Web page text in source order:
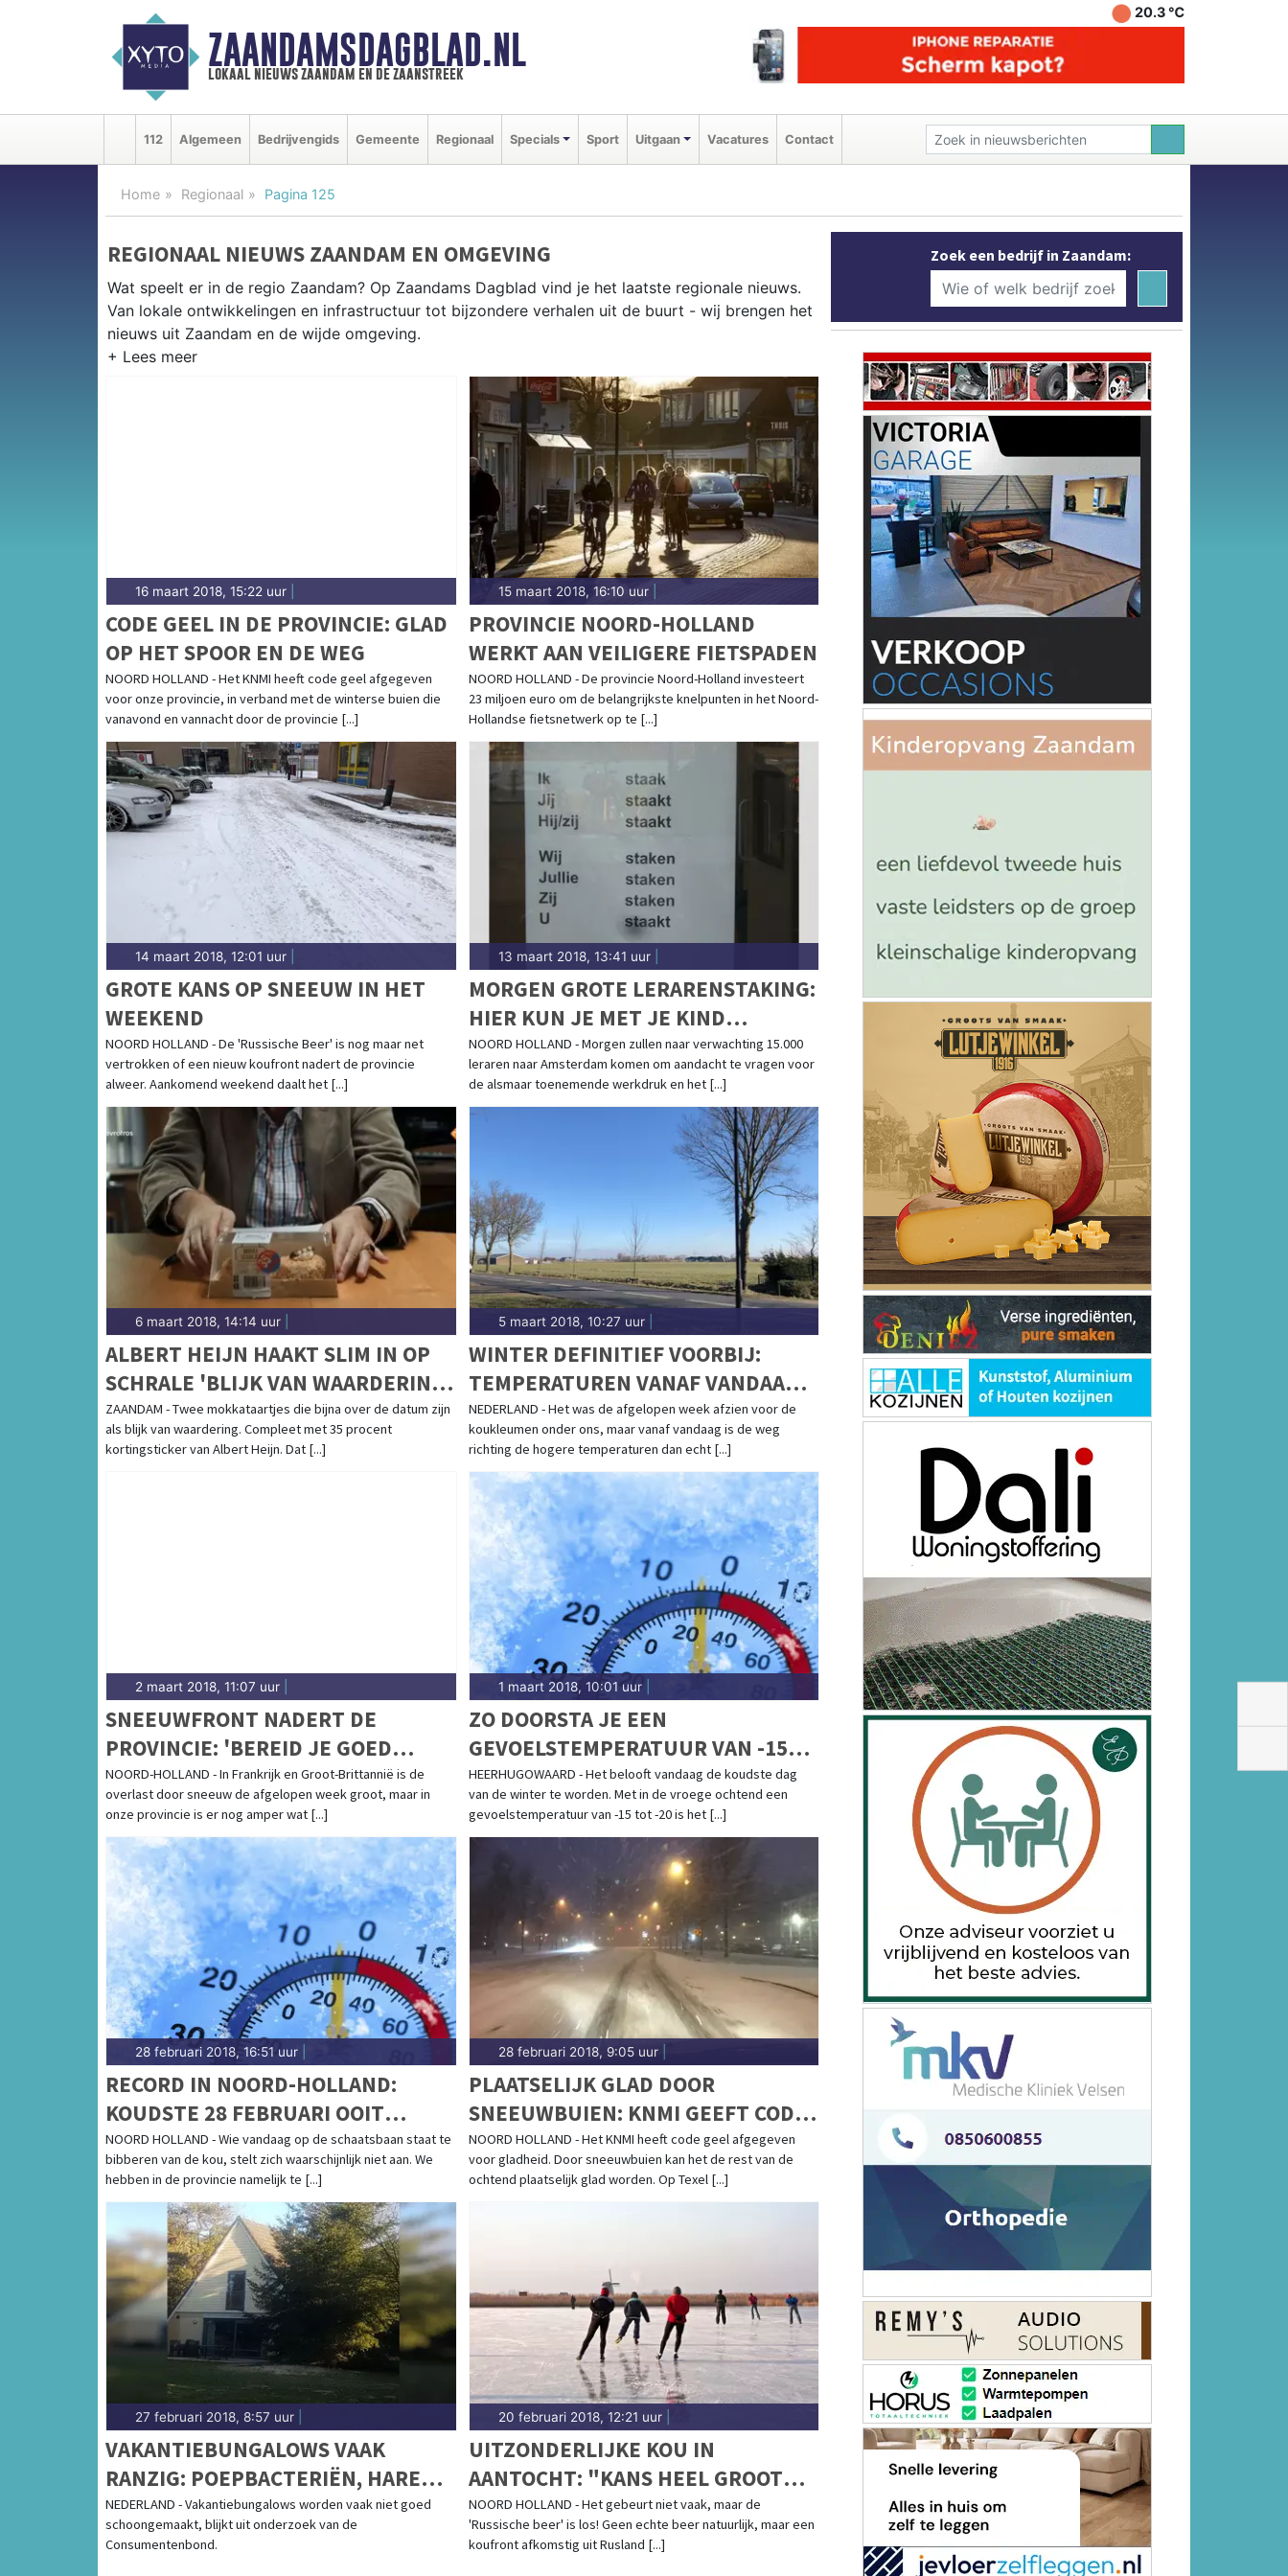
ZAANDAMSDAGBLAD.NL
lokaal nieuws zaandam en de zaanstreek
20.3 ℃
112 Algemeen Bedrijvengids Gemeente Regionaal Specials Sport Uitgaan Vacatures Contact
Home Regionaal Pagina 125
REGIONAAL NIEUWS ZAANDAM EN OMGEVING
Wat speelt er in de regio Zaandam? Op Zaandams Dagblad vind je het laatste regionale nieuws.
Van lokale ontwikkelingen en infrastructuur tot bijzondere verhalen uit de buurt - wij brengen het
nieuws uit Zaandam en de wijde omgeving.
Naast Zaandam volgen wij ook het nieuws uit Koog, Wormerveer, Purmerend en andere
16 maart 2018, 15:22 uur
CODE GEEL IN DE PROVINCIE: GLAD
OP HET SPOOR EN DE WEG
NOORD HOLLAND - Het KNMI heeft code geel afgegeven
voor onze provincie, in verband met de winterse buien die
vanavond en vannacht door de provincie [...]
15 maart 2018, 16:10 uur|
PROVINCIE NOORD-HOLLAND
WERKT AAN VEILIGERE FIETSPADEN
NOORD HOLLAND - De provincie Noord-Holland investeert
23 miljoen euro om de belangrijkste knelpunten in het Noord-
Hollandse fietsnetwerk op te [...]
14 maart 2018, 12:01 uur
GROTE KANS OP SNEEUW IN HET
WEEKEND
NOORD HOLLAND - De 'Russische Beer' is nog maar net
vertrokken of een nieuw koufront nadert de provincie
alweer. Aankomend weekend daalt het [...]
13 maart 2018, 13:41 uur|
MORGEN GROTE LERARENSTAKING:
HIER KUN JE MET JE KIND
TERECHT
NOORD HOLLAND - Morgen zullen naar verwachting 15.000
leraren naar Amsterdam komen om aandacht te vragen voor
de alsmaar toenemende werkdruk en het [...]
6 maart 2018, 14:14 uur
ALBERT HEIJN HAAKT SLIM IN OP
SCHRALE 'BLIJK VAN WAARDERING'
IN DE LUIZENMOEDER
ZAANDAM - Twee mokkataartjes die bijna over de datum zijn
als blijk van waardering. Compleet met 35 procent
kortingsticker van Albert Heijn. Dat [...]
5 maart 2018, 10:27 uur|
WINTER DEFINITIEF VOORBIJ:
TEMPERATUREN VANAF VANDAAG
OMHOOG
NEDERLAND - Het was de afgelopen week afzien voor de
koukleumen onder ons, maar vanaf vandaag is de weg
richting de hogere temperaturen dan echt [...]
2 maart 2018, 11:07 uur
SNEEUWFRONT NADERT DE
PROVINCIE: 'BEREID JE GOED
VOOR'
NOORD-HOLLAND - In Frankrijk en Groot-Brittannië is de
overlast door sneeuw de afgelopen week groot, maar in
onze provincie is er nog amper wat [...]
1 maart 2018, 10:01 uur|
ZO DOORSTA JE EEN
GEVOELSTEMPERATUUR VAN -15
TOT -20 GRADEN!
HEERHUGOWAARD - Het belooft vandaag de koudste dag
van de winter te worden. Met in de vroege ochtend een
gevoelstemperatuur van -15 tot -20 is het [...]
28 februari 2018, 16:51 uur
RECORD IN NOORD-HOLLAND:
KOUDSTE 28 FEBRUARI OOIT
GEMETEN
NOORD HOLLAND - Wie vandaag op de schaatsbaan staat te
bibberen van de kou, stelt zich waarschijnlijk niet aan. We
hebben in de provincie namelijk te [...]
28 februari 2018, 9:05 uur|
PLAATSELIJK GLAD DOOR
SNEEUWBUIEN: KNMI GEEFT CODE
GEEL AF
NOORD HOLLAND - Het KNMI heeft code geel afgegeven
voor gladheid. Door sneeuwbuien kan het de rest van de
ochtend plaatselijk glad worden. Op Texel [...]
27 februari 2018, 8:57 uur
VAKANTIEBUNGALOWS VAAK
RANZIG: POEPBACTERIËN, HAREN,
SCHIMMELS, BEESTJES EN VLEKKEN
NEDERLAND - Vakantiebungalows worden vaak niet goed
schoongemaakt, blijkt uit onderzoek van de
Consumentenbond.
20 februari 2018, 12:21 uur|
UITZONDERLIJKE KOU IN
AANTOCHT: "KANS HEEL GROOT
DAT WE KUNNEN SCHAATSEN"
NOORD HOLLAND - Het gebeurt niet vaak, maar de
'Russische beer' is los! Geen echte beer natuurlijk, maar een
koufront afkomstig uit Rusland [...]
Zoek een bedrijf in Zaandam: